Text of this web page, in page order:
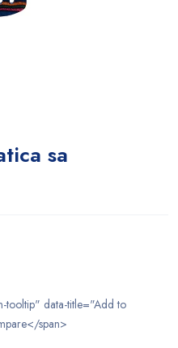
sa
tooltip" data-title="Add to
span>